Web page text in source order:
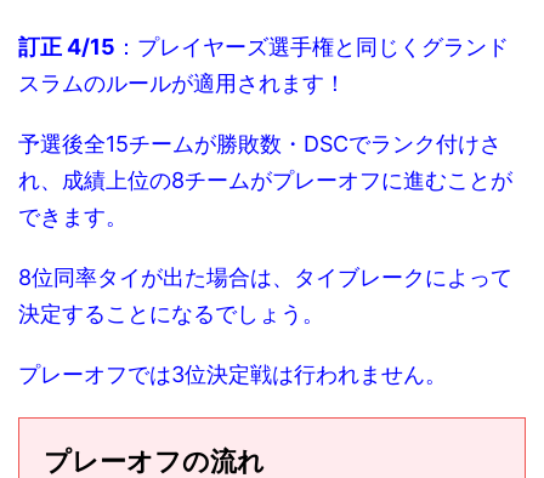
訂正 4/15 ：プレイヤーズ選手権と同じくグランド
スラムのルールが適用されます！
予選後全15チームが勝敗数・DSCでランク付けさ
れ、成績上位の8チームがプレーオフに進むことが
できます。
8位同率タイが出た場合は、タイブレークによって
決定することになるでしょう。
プレーオフでは3位決定戦は行われません。
プレーオフの流れ